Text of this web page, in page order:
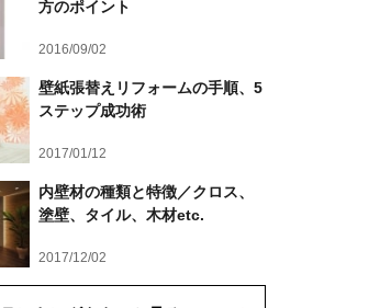
方のポイント
2016/09/02
壁紙張替えリフォームの手順、5
ステップ成功術
2017/01/12
内壁材の種類と特徴／クロス、
塗壁、タイル、木材etc.
2017/12/02